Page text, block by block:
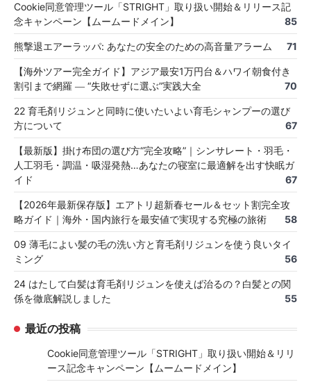
Cookie同意管理ツール「STRIGHT」取り扱い開始＆リリース記
念キャンペーン【ムームードメイン】
85
熊撃退エアーラッパ: あなたの安全のための高音量アラーム 71
【海外ツアー完全ガイド】アジア最安1万円台＆ハワイ朝食付き
割引まで網羅 ― “失敗せずに選ぶ”実践大全
70
22 育毛剤リジュンと同時に使いたいよい育毛シャンプーの選び
方について
67
【最新版】掛け布団の選び方“完全攻略”｜シンサレート・羽毛・
人工羽毛・調温・吸湿発熱…あなたの寝室に最適解を出す快眠ガ
イド
67
【2026年最新保存版】エアトリ超新春セール＆セット割完全攻
略ガイド｜海外・国内旅行を最安値で実現する究極の旅術
58
09 薄毛によい髪の毛の洗い方と育毛剤リジュンを使う良いタイ
ミング
56
24 はたして白髪は育毛剤リジュンを使えば治るの？白髪との関
係を徹底解説しました
55
最近の投稿
Cookie同意管理ツール「STRIGHT」取り扱い開始＆リリ
ース記念キャンペーン【ムームードメイン】